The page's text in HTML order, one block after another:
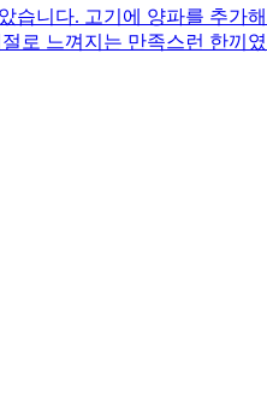
습니다. 고기에 양파를 추가
로 느껴지는 만족스런 한끼